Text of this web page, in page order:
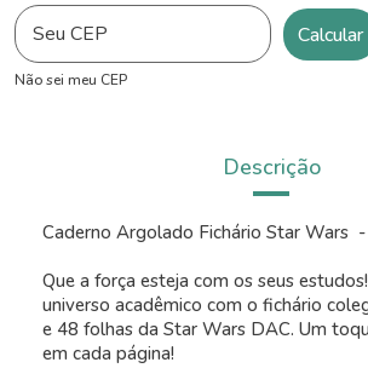
Calcular
Não sei meu CEP
Descrição
Caderno Argolado Fichário Star Wars
Que a força esteja com os seus
universo acadêmico com o fichário
e 48 folhas da Star Wars DAC. Um
em cada página!